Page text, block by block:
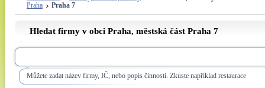
Praha
Praha 7
Hledat firmy v obci Praha, městská část Praha 7
Můžete zadat název firmy, IČ, nebo popis činnosti. Zkuste například restaurace